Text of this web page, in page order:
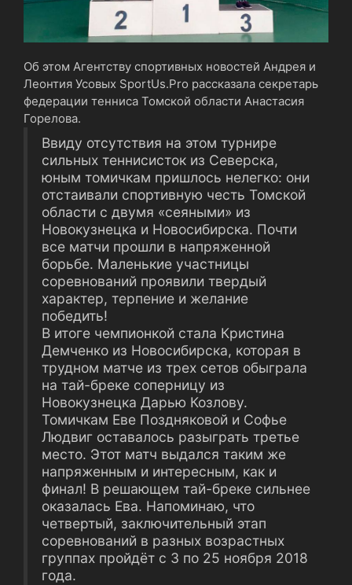
Об этом Агентству спортивных новостей Андрея и
Леонтия Усовых SportUs.Pro рассказала секретарь
федерации тенниса Томской области Анастасия
Горелова.
Ввиду отсутствия на этом турнире
сильных теннисисток из Северска,
юным томичкам пришлось нелегко: они
отстаивали спортивную честь Томской
области с двумя «сеяными» из
Новокузнецка и Новосибирска. Почти
все матчи прошли в напряженной
борьбе. Маленькие участницы
соревнований проявили твердый
характер, терпение и желание
победить!
В итоге чемпионкой стала Кристина
Демченко из Новосибирска, которая в
трудном матче из трех сетов обыграла
на тай-бреке соперницу из
Новокузнецка Дарью Козлову.
Томичкам Еве Поздняковой и Софье
Людвиг оставалось разыграть третье
место. Этот матч выдался таким же
напряженным и интересным, как и
финал! В решающем тай-бреке сильнее
оказалась Ева. Напоминаю, что
четвертый, заключительный этап
соревнований в разных возрастных
группах пройдёт с 3 по 25 ноября 2018
года.